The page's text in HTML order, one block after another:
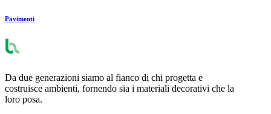
Pavimenti
Da due generazioni siamo al fianco di chi progetta e
costruisce ambienti, fornendo sia i materiali decorativi che la
loro posa.